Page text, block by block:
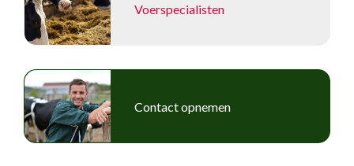
Voerspecialisten
Contact opnemen